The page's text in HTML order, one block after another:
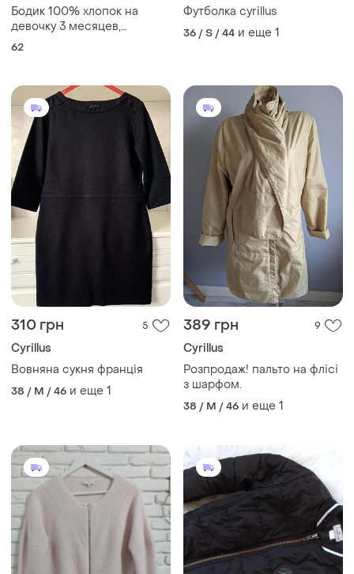
Бодик 100% хлопок на
девочку 3 месяцев,
фирменный
62
Футболка cyrillus
36 / S / 44 и еще 1
310 грн 5
Cyrillus
Вовняна сукня франція
38 / M / 46 и еще 1
389 грн 9
Cyrillus
Розпродаж! пальто на флісі
з шарфом.
38 / M / 46 и еще 1